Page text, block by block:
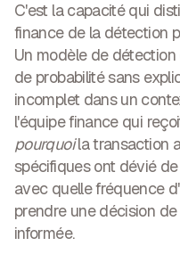
C'est la capacité qui
finance de la détection
Un modèle de
de probabilité sans
incomplet dans un
l'équipe finance qui
pourquoila transaction
spécifiques ont dévié
avec quelle fréquence
prendre une décision
informée.